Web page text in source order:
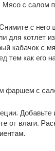
Мясо с салом
с него
для котлет
кабачок с
тем как его
фаршем с
Добавьте
от влаги.